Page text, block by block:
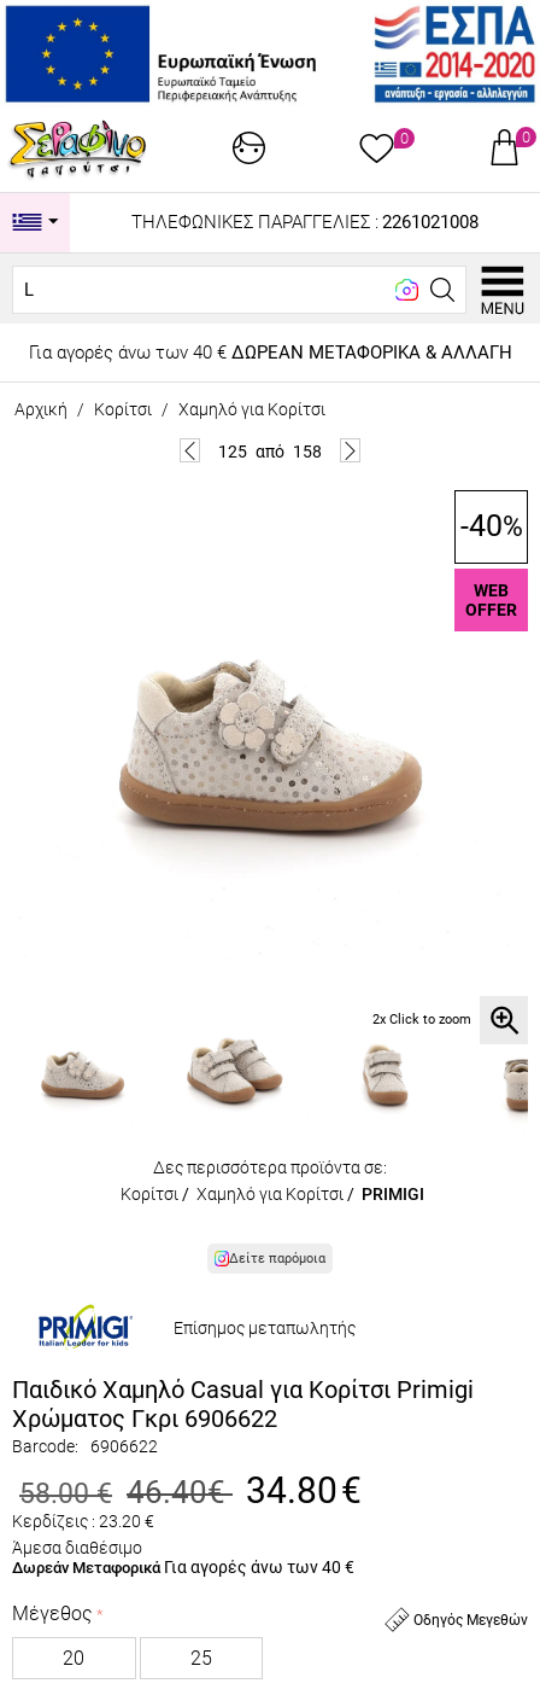
0 0
ΤΗΛΕΦΩΝΙΚΕΣ ΠΑΡΑΓΓΕΛΙΕΣ : 2261021008
Looking fo
Για αγορές άνω των 40 € ΔΩΡΕΑΝ ΜΕΤΑΦΟΡΙΚΑ & ΑΛΛΑΓΗ
Αρχική / Κορίτσι / Χαμηλό για Κορίτσι
125 από 158
-40%
WEB
OFFER
2x Click to zoom
Δες περισσότερα προϊόντα σε:
Κορίτσι / Χαμηλό για Κορίτσι / PRIMIGI
Δείτε παρόμοια
Επίσημος μεταπωλητής
Παιδικό Χαμηλό Casual για Κορίτσι Primigi
Χρώματος Γκρι 6906622
Barcode: 6906622
58.00 € 46.40€ 34.80€
Κερδίζεις : 23.20 €
Άμεσα διαθέσιμο
Δωρεάν Μεταφορικά Για αγορές άνω των 40 €
Οδηγός Μεγεθών
Μέγεθος
20
25